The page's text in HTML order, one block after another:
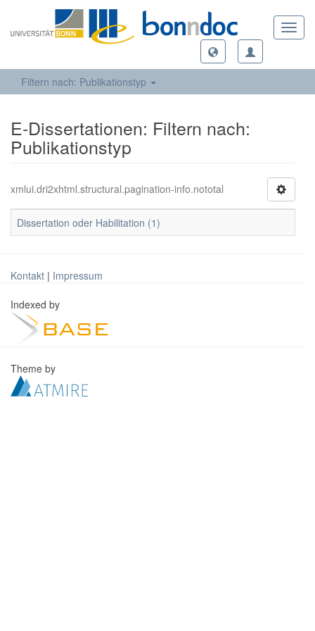
Filtern nach: Publikationstyp
E-Dissertationen: Filtern nach:
Publikationstyp
xmlui.dri2xhtml.structural.pagination-info.nototal
Dissertation oder Habilitation (1)
Kontakt | Impressum
Indexed by
Theme by